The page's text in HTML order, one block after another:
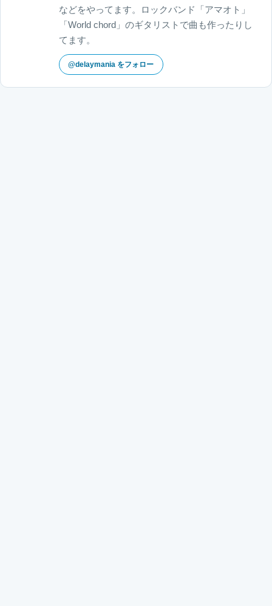
などをやってます。ロックバンド「アマオト」
「World chord」のギタリストで曲も作ったりし
てます。
@delaymania をフォロー